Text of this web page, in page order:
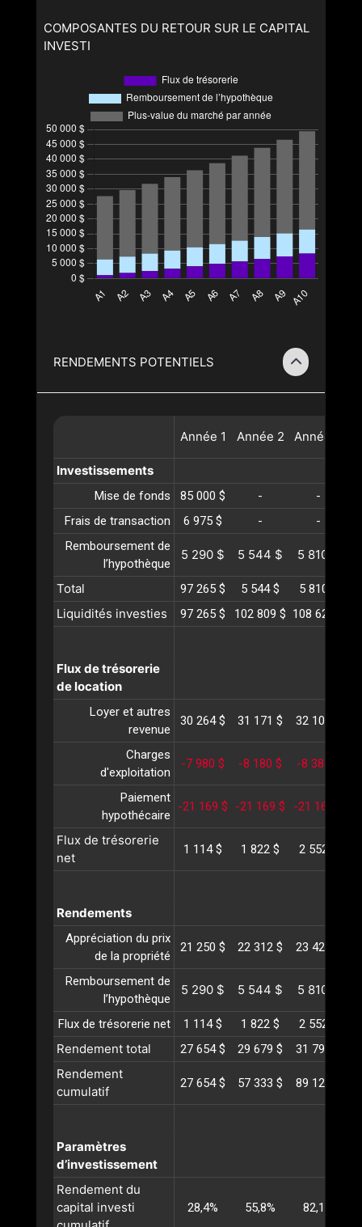
COMPOSANTES DU RETOUR SUR LE CAPITAL
INVESTI
RENDEMENTS POTENTIELS
Année 1 Année 2 Année
Investissements
Mise de fonds 85 000 $ -
-
Frais de transaction
6 975 $ -
-
Remboursement de
l’hypothèque
5 290 $ 5 544 $ 5 810 $
Total 97 265 $ 5 544 $ 5 810 $
Liquidités investies 97 265 $ 102 809 $ 108 620 $
Flux de trésorerie
de location
Loyer et autres
revenue
30 264 $ 31 171 $ 32 107 $
Charges
d'exploitation
-7 980 $ -8 180 $ -8 385 $
Paiement
hypothécaire
-21 169 $ -21 169 $ -21 169 $
Flux de trésorerie
net
1 114 $ 1 822 $ 2 552 $
Rendements
Appréciation du prix
de la propriété
21 250 $ 22 312 $ 23 428 $
Remboursement de
l’hypothèque
5 290 $ 5 544 $ 5 810 $
Flux de trésorerie net 1 114 $ 1 822 $ 2 552 $
Rendement total 27 654 $ 29 679 $ 31 790 $
Rendement
cumulatif
27 654 $ 57 333 $ 89 124 $
Paramètres
d’investissement
Rendement du
capital investi
28,4% 55,8% 82,1%